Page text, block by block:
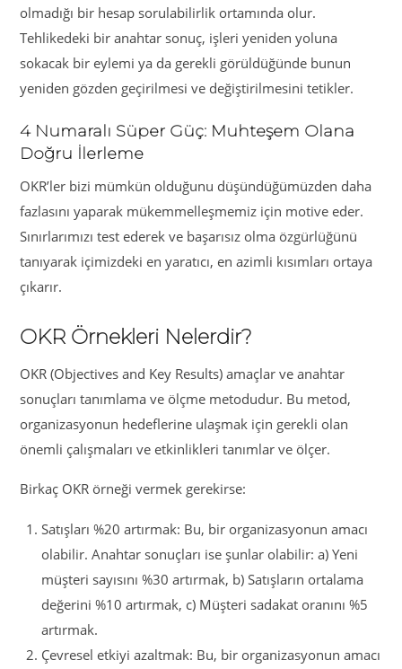
olmadığı bir hesap sorulabilirlik ortamında olur.
Tehlikedeki bir anahtar sonuç, işleri yeniden yoluna
sokacak bir eylemi ya da gerekli görüldüğünde bunun
yeniden gözden geçirilmesi ve değiştirilmesini tetikler.
4 Numaralı Süper Güç: Muhteşem Olana
Doğru İlerleme
OKR’ler bizi mümkün olduğunu düşündüğümüzden daha
fazlasını yaparak mükemmelleşmemiz için motive eder.
Sınırlarımızı test ederek ve başarısız olma özgürlüğünü
tanıyarak içimizdeki en yaratıcı, en azimli kısımları ortaya
çıkarır.
OKR Örnekleri Nelerdir?
OKR (Objectives and Key Results) amaçlar ve anahtar
sonuçları tanımlama ve ölçme metodudur. Bu metod,
organizasyonun hedeflerine ulaşmak için gerekli olan
önemli çalışmaları ve etkinlikleri tanımlar ve ölçer.
Birkaç OKR örneği vermek gerekirse:
Satışları %20 artırmak: Bu, bir organizasyonun amacı
olabilir. Anahtar sonuçları ise şunlar olabilir: a) Yeni
müşteri sayısını %30 artırmak, b) Satışların ortalama
değerini %10 artırmak, c) Müşteri sadakat oranını %5
artırmak.
Çevresel etkiyi azaltmak: Bu, bir organizasyonun amacı